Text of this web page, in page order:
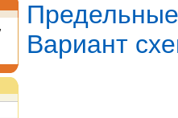
Вариант